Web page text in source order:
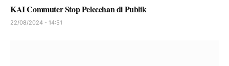
KAI Commuter Stop Pelecehan di Publik
22/08/2024 - 14:51